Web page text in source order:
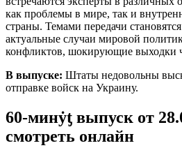
как проблемы в мире, так и
страны. Темами передачи
актуальные случаи мировой
конфликтов, шокирующие выходки
В выпуске: Штаты недовольны
отправке войск на Украину.
60-минẏƫ выпуск от
смотреть онлайн